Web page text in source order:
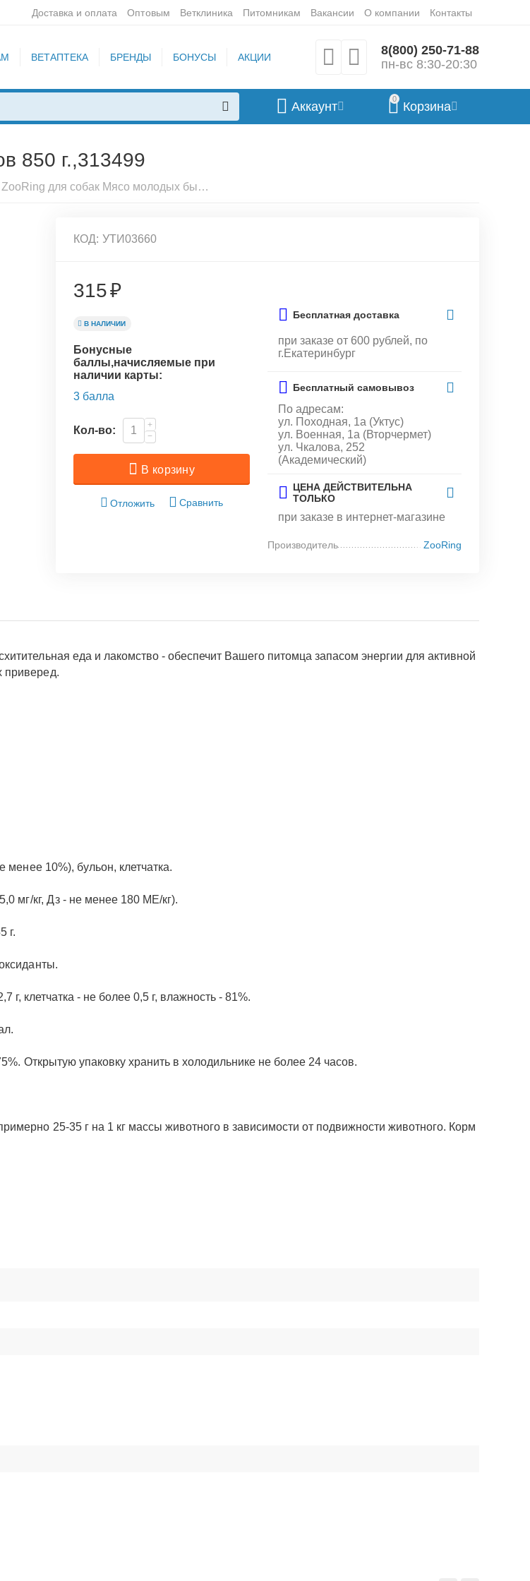
Доставка и оплата Оптовым Ветклиника Питомникам Вакансии О компании Контакты
ВЕТАПТЕКА БРЕНДЫ БОНУСЫ АКЦИИ
8(800) 250-71-88
пн-вс 8:30-20:30
0
Корзина
Аккаунт
850 г.,313499
ZooRing для собак Мясо молодых бычков 850 г.,313499
КОД: УТИ03660
315₽
В НАЛИЧИИ
Бонусные
баллы,начисляемые при
наличии карты:
3 балла
Кол-во:
+
−
В корзину
Отложить Сравнить
Бесплатная доставка
при заказе от 600 рублей, по
г.Екатеринбург
Бесплатный самовывоз
По адресам:
ул. Походная, 1а (Уктус)
ул. Военная, 1а (Вторчермет)
ул. Чкалова, 252
(Академический)
ЦЕНА ДЕЙСТВИТЕЛЬНА
ТОЛЬКО
при заказе в интернет-магазине
Производитель ZooRing
еда и лакомство - обеспечит Вашего питомца запасом энергии для активной
приверед.
10%), бульон, клетчатка.
мг/кг, Дз - не менее 180 МЕ/кг).
г.
г, клетчатка - не более 0,5 г, влажность - 81%.
Открытую упаковку хранить в холодильнике не более 24 часов.
25-35 г на 1 кг массы животного в зависимости от подвижности животного. Корм